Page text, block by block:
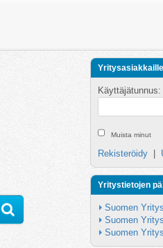
Yritysasiakkaille
Käyttäjätunnus:
Muista minut
Rekisteröidy
Yritystietojen
Suomen
Suomen
Suomen